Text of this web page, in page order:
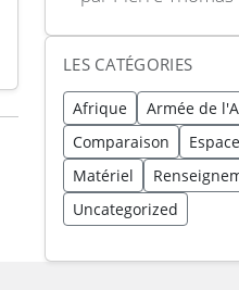
LES CATÉGORIES
Afrique Armée de
Comparaison
Espace
Matériel
Uncategorized